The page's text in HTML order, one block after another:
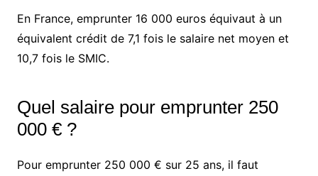
En France, emprunter 16 000 euros équivaut à un
équivalent crédit de 7,1 fois le salaire net moyen et
10,7 fois le SMIC.
Quel salaire pour emprunter 250
000 € ?
Pour emprunter 250 000 € sur 25 ans, il faut